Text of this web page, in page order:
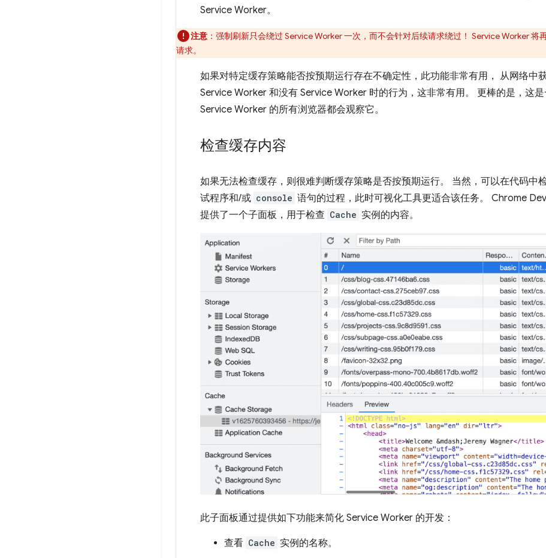
Service Worker。
注意 ：强制刷新只会绕过 Service Worker 一次，而不会针对后续请求绕过！ Service Worker
请求。
如果对特定缓存策略能否按预期运行存在不确定性，此功能非常有用， 从网络中
Service Worker 和没有 Service Worker 时的行为，这非常有用。 更棒的是，这
Service Worker 的所有浏览器都会观察它。
检查缓存内容
如果无法检查缓存，则很难判断缓存策略是否按预期运行。 当然，可以在代码中
试程序和/或 console 语句的过程，此时可视化工具更适合该任务。 Chrome
提供了一个子面板，用于检查 Cache 实例的内容。
此子面板通过提供如下功能来简化 Service Worker 的开发：
查看 Cache 实例的名称。